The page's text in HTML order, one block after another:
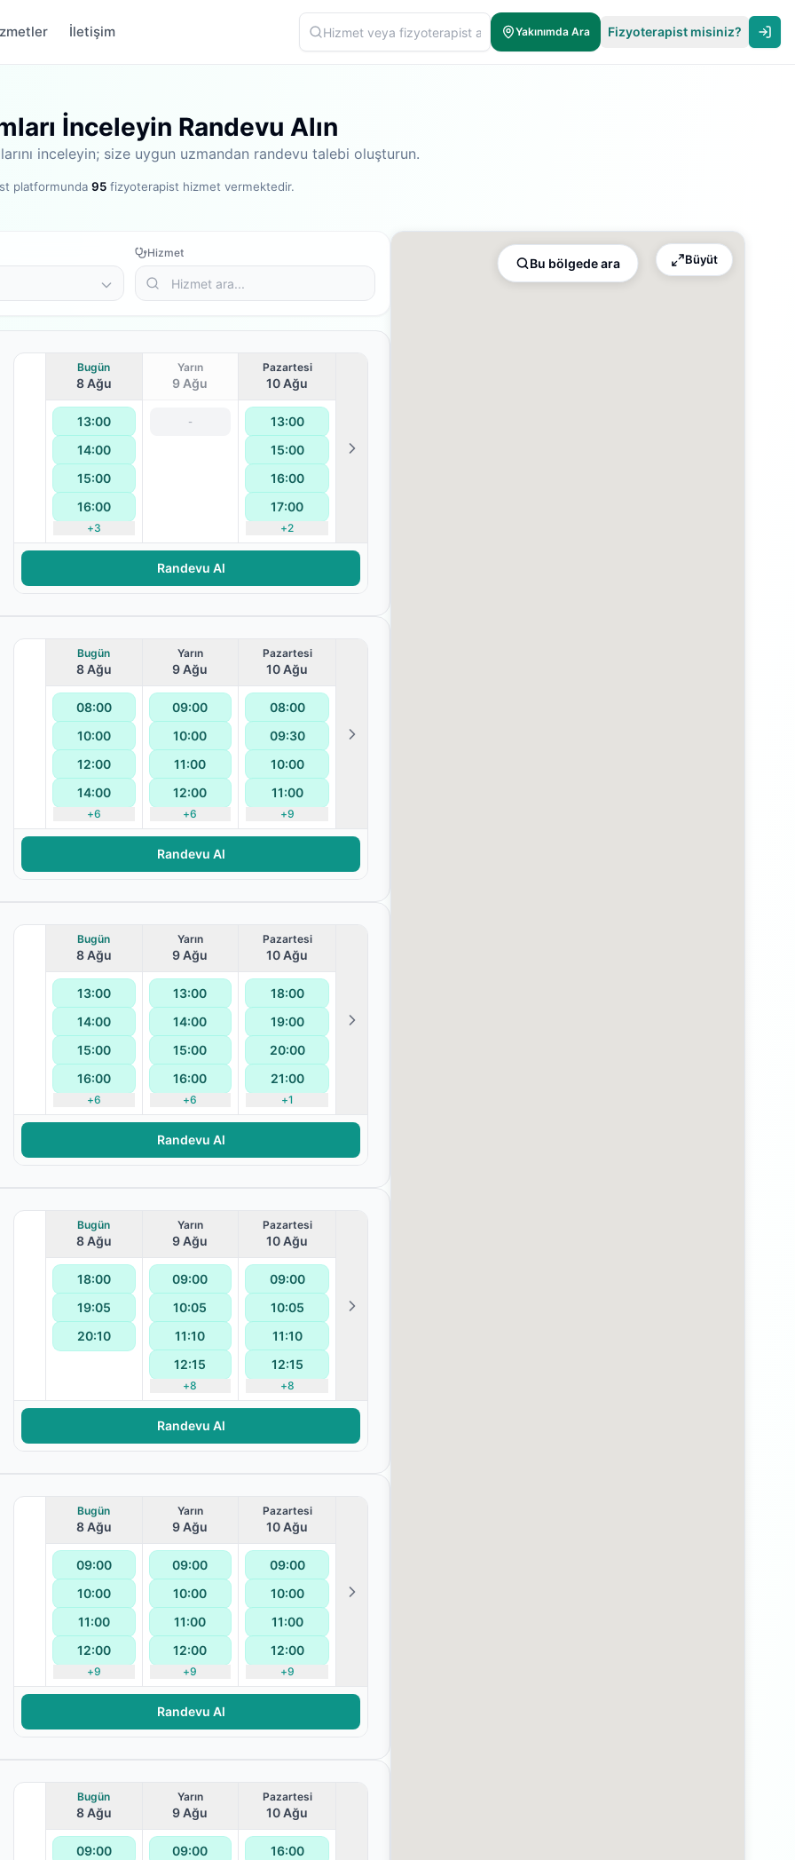
İletişim Yakınımda Ara Fizyoterapist misiniz?
İnceleyin Randevu Alın
inceleyin; size uygun uzmandan randevu talebi oluşturun.
platformunda 95 fizyoterapist hizmet vermektedir.
Hizmet
Bugün
8 Ağu
13:00
14:00
15:00
16:00
+3
Yarın
9 Ağu
-
Pazartesi
10 Ağu
13:00
15:00
16:00
17:00
+2
Randevu Al
Bugün
8 Ağu
08:00
10:00
12:00
14:00
+6
Yarın
9 Ağu
09:00
10:00
11:00
12:00
+6
Pazartesi
10 Ağu
08:00
09:30
10:00
11:00
+9
Randevu Al
Bugün
8 Ağu
13:00
14:00
15:00
16:00
+6
Yarın
9 Ağu
13:00
14:00
15:00
16:00
+6
Pazartesi
10 Ağu
18:00
19:00
20:00
21:00
+1
Randevu Al
Bugün
8 Ağu
18:00
19:05
20:10
Yarın
9 Ağu
09:00
10:05
11:10
12:15
+8
Pazartesi
10 Ağu
09:00
10:05
11:10
12:15
+8
Randevu Al
Bugün
8 Ağu
09:00
10:00
11:00
12:00
+9
Yarın
9 Ağu
09:00
10:00
11:00
12:00
+9
Pazartesi
10 Ağu
09:00
10:00
11:00
12:00
+9
Randevu Al
Bugün
8 Ağu
09:00
Yarın
9 Ağu
09:00
Pazartesi
10 Ağu
16:00
Bu bölgede ara Büyüt